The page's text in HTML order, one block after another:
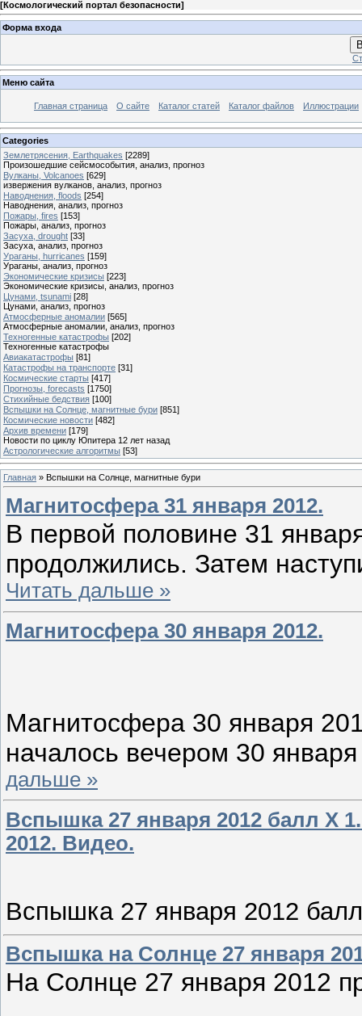
[Космологический портал безопасности]
Форма входа
Меню сайта
Главная страница О сайте Каталог статей Каталог файлов Иллюстрации
Categories
Землетрясения, Earthquakes [2289]
Произошедшие сейсмособытия, анализ, прогноз
Вулканы, Volcanoes [629]
извержения вулканов, анализ, прогноз
Наводнения, floods [254]
Наводнения, анализ, прогноз
Пожары, fires [153]
Пожары, анализ, прогноз
Засуха, drought [33]
Засуха, анализ, прогноз
Ураганы, hurricanes [159]
Ураганы, анализ, прогноз
Экономические кризисы [223]
Экономические кризисы, анализ, прогноз
Цунами, tsunami [28]
Цунами, анализ, прогноз
Атмосферные аномалии [565]
Атмосферные аномалии, анализ, прогноз
Техногенные катастрофы [202]
Техногенные катастрофы
Авиакатастрофы [81]
Катастрофы на транспорте [31]
Космические старты [417]
Прогнозы, forecasts [1750]
Стихийные бедствия [100]
Вспышки на Солнце, магнитные бури [851]
Космические новости [482]
Архив времени [179]
Новости по циклу Юпитера 12 лет назад
Астрологические алгоритмы [53]
Главная » Вспышки на Солнце, магнитные бури
Магнитосфера 31 января 2012.
В первой половине 31
продолжились. Затем
Читать дальше »
Магнитосфера 30 января 2012.
Магнитосфера 30 января
началось вечером 30
дальше »
Вспышка 27 января 2012 балл X
2012. Видео.
Вспышка 27 января 2012
Вспышка на Солнце 27 января
На Солнце 27 января 2012